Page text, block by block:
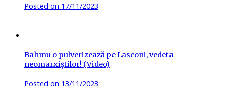
Posted on 17/11/2023
Bahmu o pulverizează pe Lasconi, vedeta
neomarxiștilor! (Video)
Posted on 13/11/2023